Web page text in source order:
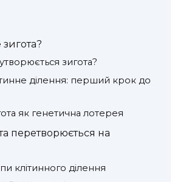
зигота?
ділення: перший крок до
як генетична лотерея
перетворюється на
клітинного ділення